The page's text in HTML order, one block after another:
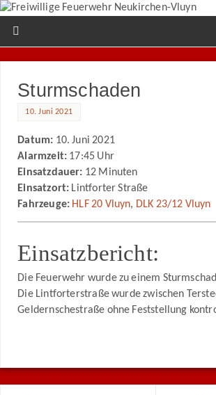
Sturmschaden
10. Juni 2021
Datum: 10. Juni 2021
Alarmzeit: 17:45 Uhr
Einsatzdauer: 12 Minuten
Einsatzort: Lintforter Straße
Fahrzeuge: HLF 20 Vluyn, DLK 23/12 Vluyn
Einsatzbericht:
Die Feuerwehr wurde zu einem
Die Lintforterstraße wurde zwischen
Geldernschestraße ohne Feststellung